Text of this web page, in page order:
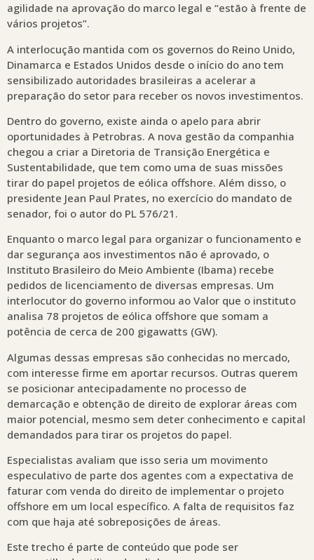
agilidade na aprovação do marco legal e “estão à frente de
vários projetos”.
A interlocução mantida com os governos do Reino Unido,
Dinamarca e Estados Unidos desde o início do ano tem
sensibilizado autoridades brasileiras a acelerar a
preparação do setor para receber os novos investimentos.
Dentro do governo, existe ainda o apelo para abrir
oportunidades à Petrobras. A nova gestão da companhia
chegou a criar a Diretoria de Transição Energética e
Sustentabilidade, que tem como uma de suas missões
tirar do papel projetos de eólica offshore. Além disso, o
presidente Jean Paul Prates, no exercício do mandato de
senador, foi o autor do PL 576/21.
Enquanto o marco legal para organizar o funcionamento e
dar segurança aos investimentos não é aprovado, o
Instituto Brasileiro do Meio Ambiente (Ibama) recebe
pedidos de licenciamento de diversas empresas. Um
interlocutor do governo informou ao Valor que o instituto
analisa 78 projetos de eólica offshore que somam a
potência de cerca de 200 gigawatts (GW).
Algumas dessas empresas são conhecidas no mercado,
com interesse firme em aportar recursos. Outras querem
se posicionar antecipadamente no processo de
demarcação e obtenção de direito de explorar áreas com
maior potencial, mesmo sem deter conhecimento e capital
demandados para tirar os projetos do papel.
Especialistas avaliam que isso seria um movimento
especulativo de parte dos agentes com a expectativa de
faturar com venda do direito de implementar o projeto
offshore em um local específico. A falta de requisitos faz
com que haja até sobreposições de áreas.
Este trecho é parte de conteúdo que pode ser